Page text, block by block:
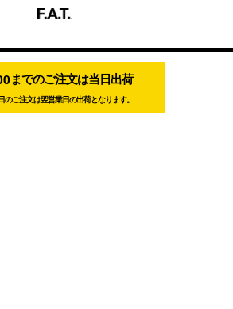
までのご注文は当日出荷
のご注文は翌営業日の出荷となります。